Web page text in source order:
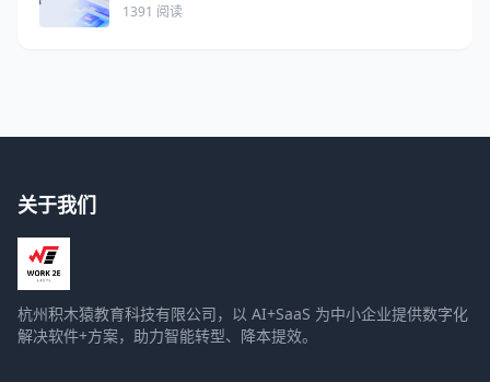
1391 阅读
关于我们
杭州积木猿教育科技有限公司，以 AI+SaaS 为中小企业提供数字化
解决软件+方案，助力智能转型、降本提效。